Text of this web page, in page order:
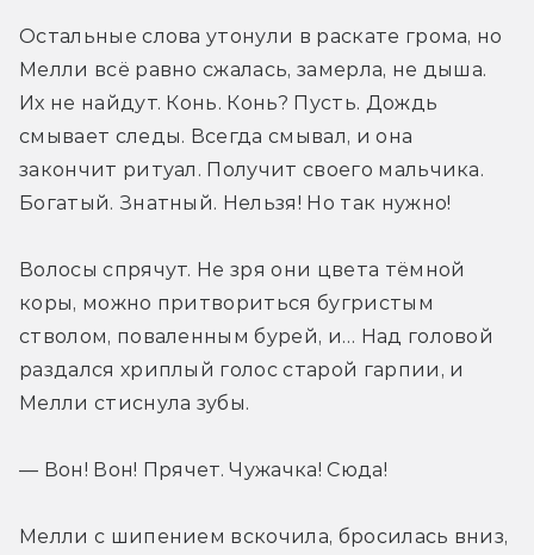
Остальные слова утонули в раскате грома, но
Мелли всё равно сжалась, замерла, не дыша.
Их не найдут. Конь. Конь? Пусть. Дождь
смывает следы. Всегда смывал, и она
закончит ритуал. Получит своего мальчика.
Богатый. Знатный. Нельзя! Но так нужно!
Волосы спрячут. Не зря они цвета тёмной
коры, можно притвориться бугристым
стволом, поваленным бурей, и… Над головой
раздался хриплый голос старой гарпии, и
Мелли стиснула зубы.
— Вон! Вон! Прячет. Чужачка! Сюда!
Мелли с шипением вскочила, бросилась вниз,